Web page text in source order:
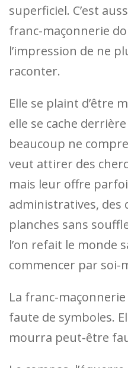
superficiel. C’est
franc-maçonnerie
l’impression de ne
raconter.
Elle se plaint d’être
elle se cache
beaucoup ne
veut attirer des
mais leur offre
administratives, des
planches sans
l’on refait le monde
commencer par soi-
La franc-
faute de symboles.
mourra peut-être